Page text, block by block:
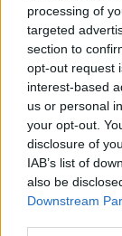
processing of
targeted
section to
opt-out request
interest-based
us or personal
your opt-out.
disclosure of
IAB’s list of
also be
Downstream
TOVÁBB OLVASOM
Szolnok
Szolnok